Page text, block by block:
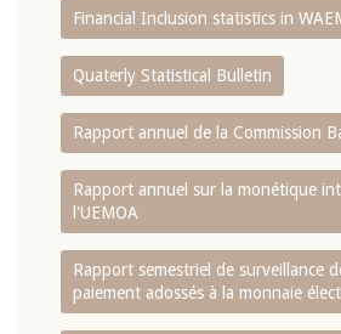
Financial Inclusion statistics in
Quaterly Statistical Bulletin
Rapport annuel de la Commission
Rapport annuel sur la monétique
l'UEMOA
Rapport semestriel de surveillance
paiement adossés à la monnaie